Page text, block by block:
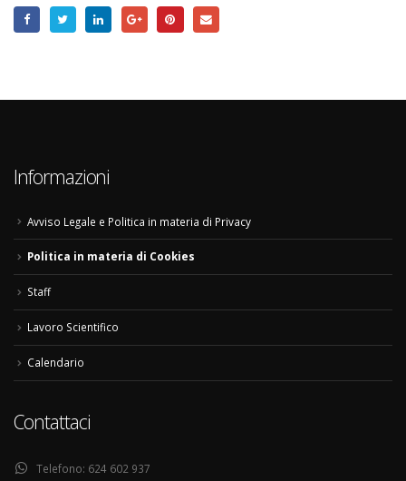
Informazioni
Avviso Legale e Politica in materia di Privacy
Politica in materia di Cookies
Staff
Lavoro Scientifico
Calendario
Contattaci
Telefono: 624 602 937